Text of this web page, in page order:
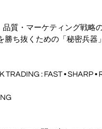
質・マーケティング戦略
ち抜くための「秘密兵器
: FAST • SHARP •